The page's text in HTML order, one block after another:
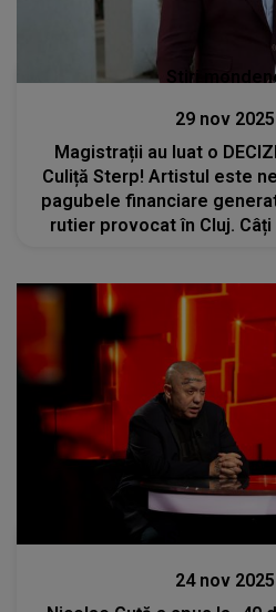
Stiri
29 nov 2025
Magistrații au luat o
Culiță Sterp! Artistul este
pagubele financiare
rutier provocat în Cluj.
24 nov 2025